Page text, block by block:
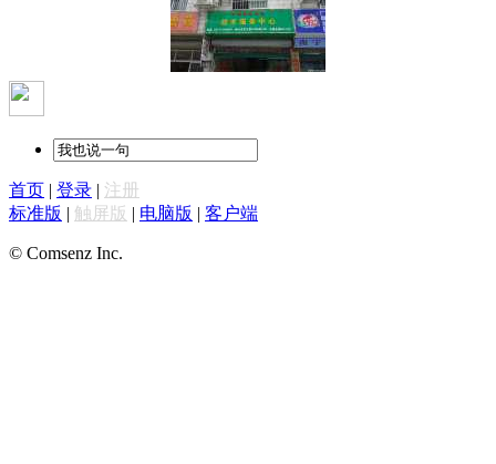
首页 | 登录 | 注册
标准版 | 触屏版 | 电脑版 | 客户端
© Comsenz Inc.